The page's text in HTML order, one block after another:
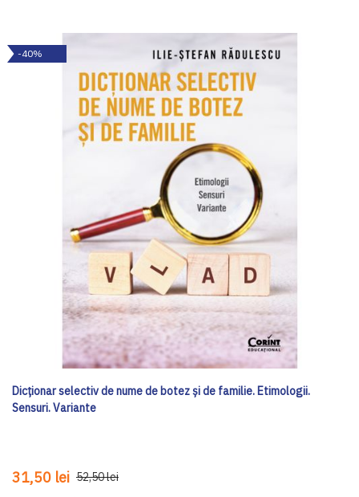
-40%
Dicționar selectiv de nume de botez și de familie. Etimologii.
Sensuri. Variante
31,50 lei 52,50 lei